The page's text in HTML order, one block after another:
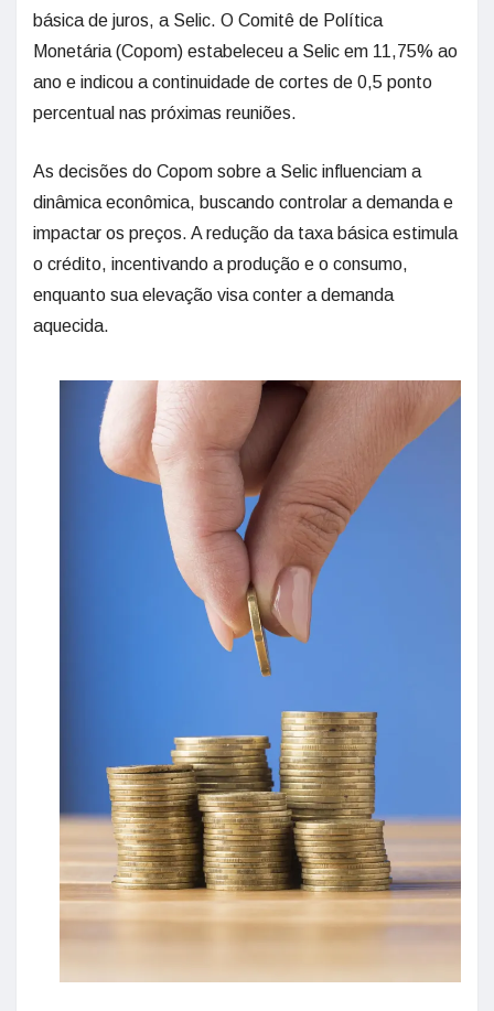
básica de juros, a Selic. O Comitê de Política
Monetária (Copom) estabeleceu a Selic em 11,75% ao
ano e indicou a continuidade de cortes de 0,5 ponto
percentual nas próximas reuniões.
As decisões do Copom sobre a Selic influenciam a
dinâmica econômica, buscando controlar a demanda e
impactar os preços. A redução da taxa básica estimula
o crédito, incentivando a produção e o consumo,
enquanto sua elevação visa conter a demanda
aquecida.